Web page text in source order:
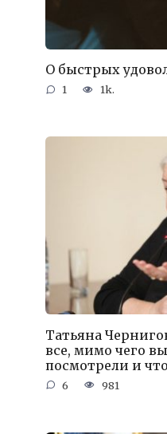
О быстрых
1 1k.
Татьяна
все, мимо чего
посмотрели и
6 981